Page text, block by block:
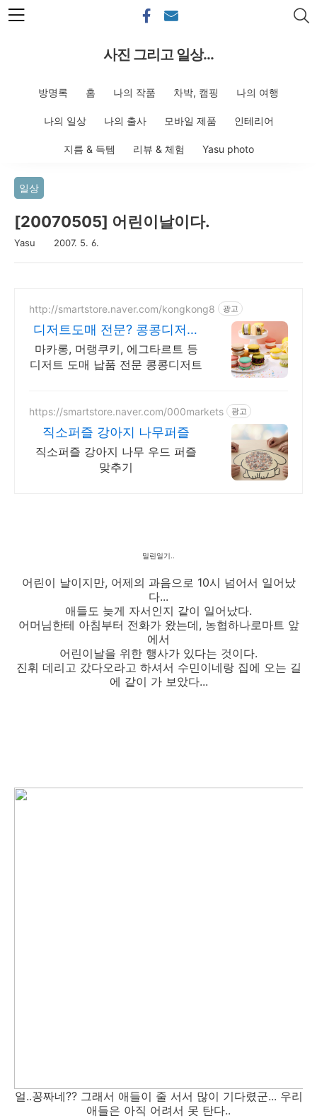
본문 바로가기
사진 그리고 일상...
방명록 홈 나의 작품 차박, 캠핑 나의 여행
나의 일상 나의 출사 모바일 제품 인테리어
지름 & 득템 리뷰 & 체험 Yasu photo
일상
[20070505] 어린이날이다.
Yasu 2007. 5. 6.
http://smartstore.naver.com/kongkong8 광고
디저트도매 전문? 콩콩디저트
대량 주문 및 도매 납품
마카롱, 머랭쿠키, 에그타르트 등
디저트 도매 납품 전문 콩콩디저트
https://smartstore.naver.com/000markets 광고
직소퍼즐 강아지 나무퍼즐
직소퍼즐 강아지 나무 우드 퍼즐
맞추기
밀린일기..
어린이 날이지만, 어제의 과음으로 10시 넘어서 일어났
다...
애들도 늦게 자서인지 같이 일어났다.
어머님한테 아침부터 전화가 왔는데, 농협하나로마트 앞
에서
어린이날을 위한 행사가 있다는 것이다.
진휘 데리고 갔다오라고 하셔서 수민이네랑 집에 오는 길
에 같이 가 보았다...
얼..꽁짜네?? 그래서 애들이 줄 서서 많이 기다렸군... 우리
애들은 아직 어려서 못 탄다..